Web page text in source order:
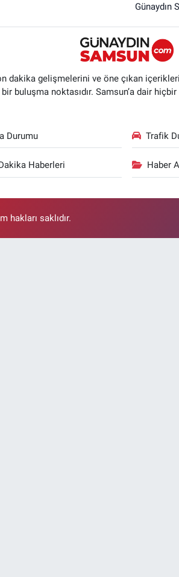
Günaydın
dakika gelişmelerini ve öne çıkan
buluşma noktasıdır. Samsun’a dair
Durumu Trafik
Haberleri Haber
hakları saklıdır.